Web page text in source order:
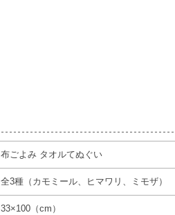
布ごよみ タオルてぬぐい
全3種（カモミール、ヒマワリ、ミモザ）
33×100（cm）